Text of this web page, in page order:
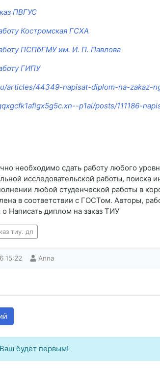
ПВГУС
Костромская ГСХА
ПСПбГМУ им. И. П. Павлова
ГИПУ
articles/44349-napisat-diplom-na-zakaz-
p1ai/posts/111186-
необходимо сдать работу любого
исследовательской работы,
любой студенческой работы в
в соответствии с ГОСТом. Авторы,
Написать диплом на заказ ТИУ
тиу. дл
15:22 Anna
будет первым!